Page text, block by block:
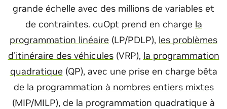
grande échelle avec des millions de variables et
de contraintes. cuOpt prend en charge la
programmation linéaire (LP/PDLP), les problèmes
d'itinéraire des véhicules(VRP), la programmation
quadratique (QP), avec une prise en charge bêta
de la programmation à nombres entiers mixtes
(MIP/MILP), de la programmation quadratique à